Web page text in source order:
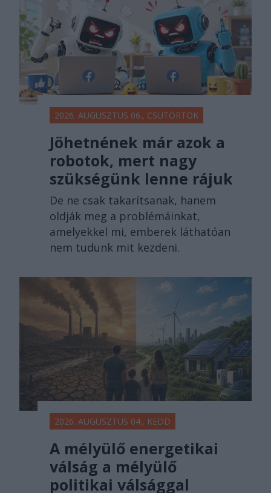
2026. AUGUSZTUS 06., CSÜTÖRTÖK
Jöhetnének már azok a
robotok, mert nagy
szükségünk lenne rájuk
De ne csak takarítsanak, hanem
oldják meg a problémáinkat,
amelyekkel mi, emberek láthatóan
nem tudunk mit kezdeni.
2026. AUGUSZTUS 04., KEDD
A mélyülő energetikai
válság a mélyülő
politikai válsággal